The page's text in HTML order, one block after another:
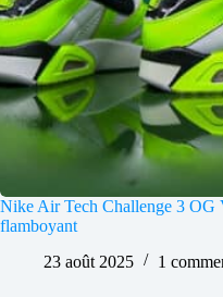
Nike Air Tech Challenge 3 OG
flamboyant
23 août 2025
1